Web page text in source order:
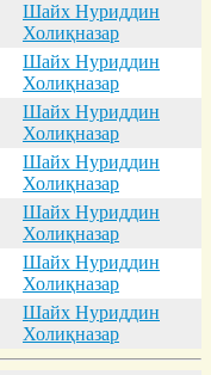
Шайх Нуриддин
Холиқназар
Шайх Нуриддин
Холиқназар
Шайх Нуриддин
Холиқназар
Шайх Нуриддин
Холиқназар
Шайх Нуриддин
Холиқназар
Шайх Нуриддин
Холиқназар
Шайх Нуриддин
Холиқназар